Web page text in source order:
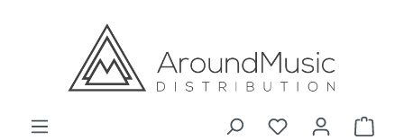
Zum Hauptinhalt springen